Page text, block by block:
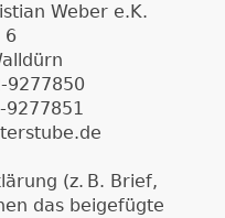
Weber e.K.
6
9277850
9277851
(z. B. Brief,
das beigefügte